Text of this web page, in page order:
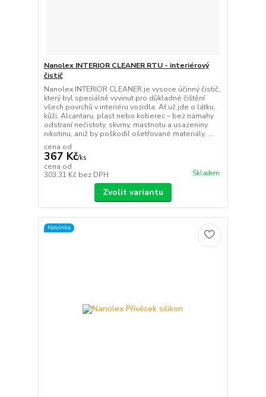
Nanolex INTERIOR CLEANER RTU - interiérový
čistič
Nanolex INTERIOR CLEANER je vysoce účinný čistič,
který byl speciálně vyvinut pro důkladné čištění
všech povrchů v interiéru vozidla. Ať už jde o látku,
kůži, Alcantaru, plast nebo koberec – bez námahy
odstraní nečistoty, skvrny, mastnotu a usazeniny
nikotinu, aniž by poškodil ošetřované materiály. ...
cena od
367 Kč/ks
cena od
303,31 Kč bez DPH Skladem
Zvolit variantu
Novinka